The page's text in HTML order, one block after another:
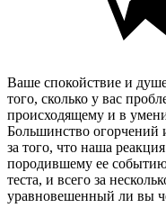
Ваше спокойствие и
того, сколько у вас
происходящему и в
Большинство огорчений
за того, что наша
породившему ее
теста, и всего за
уравновешенный ли вы